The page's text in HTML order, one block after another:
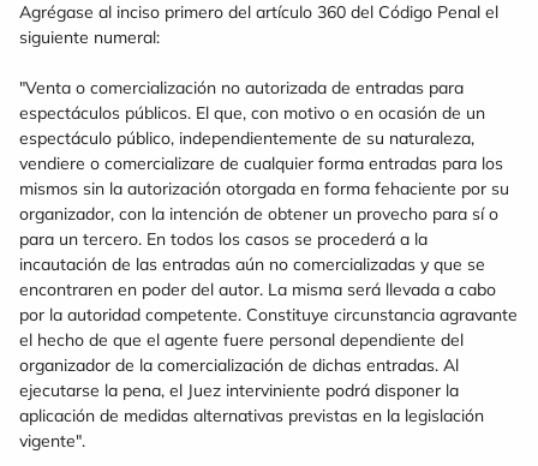
Agrégase al inciso primero del artículo 360 del Código Penal el
siguiente numeral:
"Venta o comercialización no autorizada de entradas para
espectáculos públicos. El que, con motivo o en ocasión de un
espectáculo público, independientemente de su naturaleza,
vendiere o comercializare de cualquier forma entradas para los
mismos sin la autorización otorgada en forma fehaciente por su
organizador, con la intención de obtener un provecho para sí o
para un tercero. En todos los casos se procederá a la
incautación de las entradas aún no comercializadas y que se
encontraren en poder del autor. La misma será llevada a cabo
por la autoridad competente. Constituye circunstancia agravante
el hecho de que el agente fuere personal dependiente del
organizador de la comercialización de dichas entradas. Al
ejecutarse la pena, el Juez interviniente podrá disponer la
aplicación de medidas alternativas previstas en la legislación
vigente".